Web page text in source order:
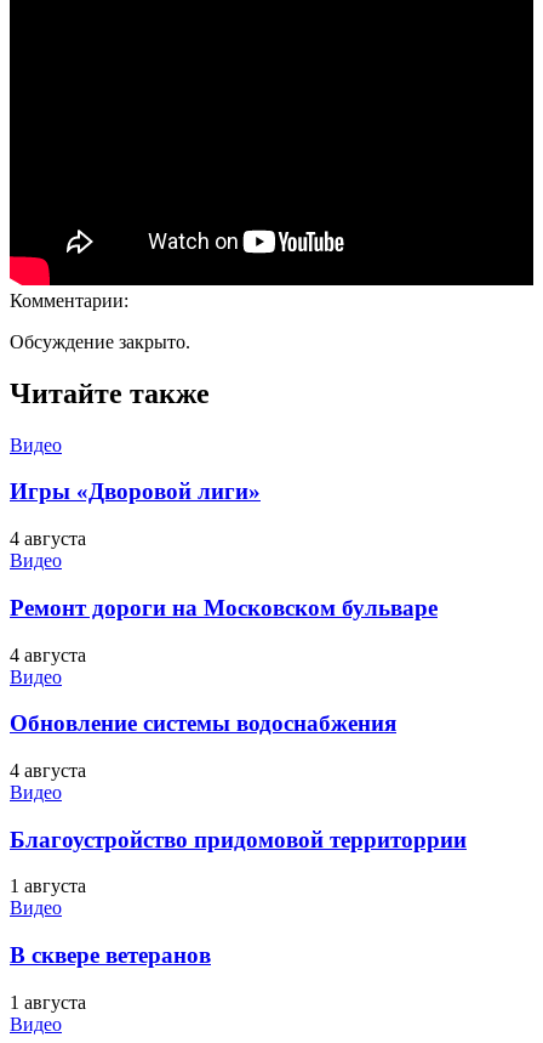
Комментарии:
Обсуждение закрыто.
Читайте также
Видео
Игры «Дворовой лиги»
4 августа
Видео
Ремонт дороги на Московском бульваре
4 августа
Видео
Обновление системы водоснабжения
4 августа
Видео
Благоустройство придомовой территоррии
1 августа
Видео
В сквере ветеранов
1 августа
Видео